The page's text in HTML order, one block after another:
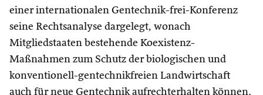
einer internationalen Gentechnik-frei-Konferenz
seine Rechtsanalyse dargelegt, wonach
Mitgliedstaaten bestehende Koexistenz-
Maßnahmen zum Schutz der biologischen und
konventionell-gentechnikfreien Landwirtschaft
auch für neue Gentechnik aufrechterhalten können.